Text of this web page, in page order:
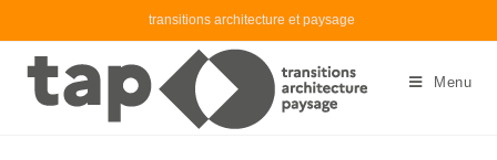
transitions architecture et paysage
Menu